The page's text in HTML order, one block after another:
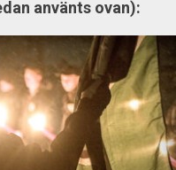
använts ovan):